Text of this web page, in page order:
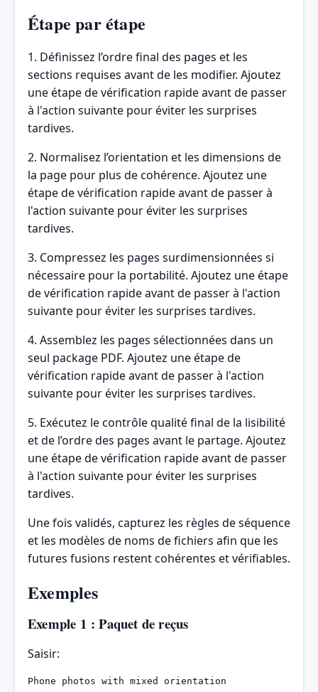
Étape par étape
1. Définissez l’ordre final des pages et les
sections requises avant de les modifier. Ajoutez
une étape de vérification rapide avant de passer
à l'action suivante pour éviter les surprises
tardives.
2. Normalisez l’orientation et les dimensions de
la page pour plus de cohérence. Ajoutez une
étape de vérification rapide avant de passer à
l'action suivante pour éviter les surprises
tardives.
3. Compressez les pages surdimensionnées si
nécessaire pour la portabilité. Ajoutez une étape
de vérification rapide avant de passer à l'action
suivante pour éviter les surprises tardives.
4. Assemblez les pages sélectionnées dans un
seul package PDF. Ajoutez une étape de
vérification rapide avant de passer à l'action
suivante pour éviter les surprises tardives.
5. Exécutez le contrôle qualité final de la lisibilité
et de l’ordre des pages avant le partage. Ajoutez
une étape de vérification rapide avant de passer
à l'action suivante pour éviter les surprises
tardives.
Une fois validés, capturez les règles de séquence
et les modèles de noms de fichiers afin que les
futures fusions restent cohérentes et vérifiables.
Exemples
Exemple 1 : Paquet de reçus
Saisir:
Phone photos with mixed orientation